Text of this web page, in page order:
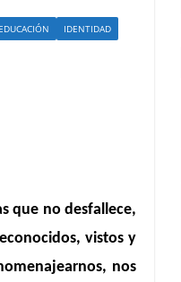
EDUCACIÓN
IDENTIDAD
que no desfallece,
vistos y
nos